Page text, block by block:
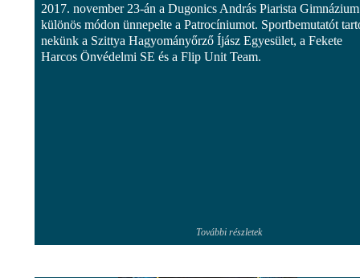
2017. november 23-án a Dugonics András Piarista Gimnázium
különös módon ünnepelte a Patrocíniumot. Sportbemutatót
nekünk a Szittya Hagyományőrző Íjász Egyesület, a Fekete
Harcos Önvédelmi SE és a Flip Unit Team.
További részletek